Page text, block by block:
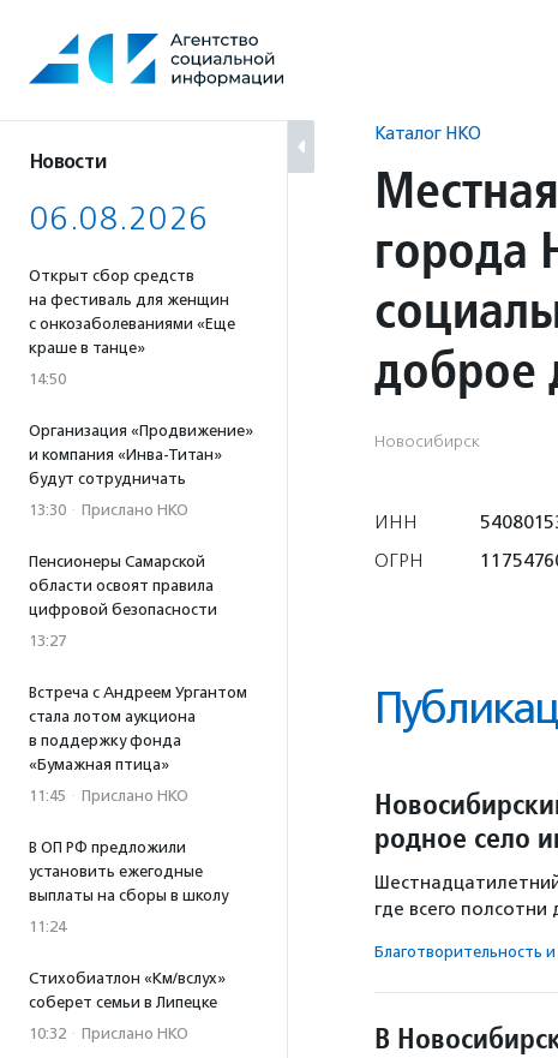
содержанию
Новости
06.08.2026
Открыт сбор средств
на фестиваль для женщин
с онкозаболеваниями «Еще
краше в танце»
14:50
Организация «Продвижение»
и компания «Инва-Титан»
будут сотрудничать
13:30 · Прислано НКО
Пенсионеры Самарской
области освоят правила
цифровой безопасности
13:27
Встреча с Андреем Ургантом
стала лотом аукциона
в поддержку фонда
«Бумажная птица»
11:45 · Прислано НКО
В ОП РФ предложили
установить ежегодные
выплаты на сборы в школу
11:24
Стихобиатлон «Км/вслух»
соберет семьи в Липецке
10:32 · Прислано НКО
Каталог НКО
города
доброе
Новосибирск
ИНН
ОГРН
родное село
где всего полсотни
Благотвори­тель­ность
В